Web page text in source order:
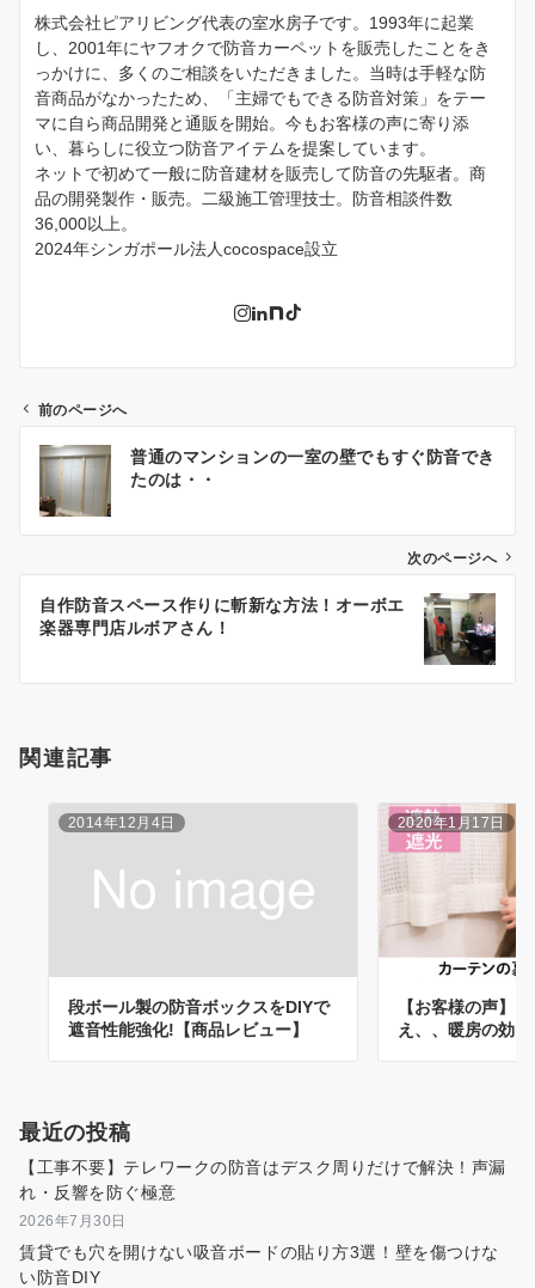
株式会社ピアリビング代表の室水房子です。1993年に起業
し、2001年にヤフオクで防音カーペットを販売したことをき
っかけに、多くのご相談をいただきました。当時は手軽な防
音商品がなかったため、「主婦でもできる防音対策」をテー
マに自ら商品開発と通販を開始。今もお客様の声に寄り添
い、暮らしに役立つ防音アイテムを提案しています。
ネットで初めて一般に防音建材を販売して防音の先駆者。商
品の開発製作・販売。二級施工管理技士。防音相談件数
36,000以上。
2024年シンガポール法人cocospace設立
ー
前のページへ
普通のマンションの一室の壁でもすぐ防音でき
たのは・・
次のページへ
自作防音スペース作りに斬新な方法！オーボエ
楽器専門店ルボアさん！
関連記事
2014年12月4日
段ボール製の防音ボックスをDIYで
遮音性能強化!【商品レビュー】
2020年1月17日
【お客様の声】
え、、暖房の効
最近の投稿
【工事不要】テレワークの防音はデスク周りだけで解決！声漏
れ・反響を防ぐ極意
2026年7月30日
賃貸でも穴を開けない吸音ボードの貼り方3選！壁を傷つけな
い防音DIY